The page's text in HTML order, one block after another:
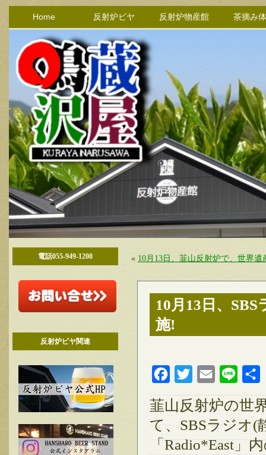
Home 反射炉ビヤ 反射炉物産館 茶摘み
電話055-949-1208
反射炉ビヤ関連
« 10月13日、韮山反射炉で、世界
10月13日、
施!
FacebookTwitter Email Line
韮山反射炉の世
て、SBSラジオ(
「Radio*East」